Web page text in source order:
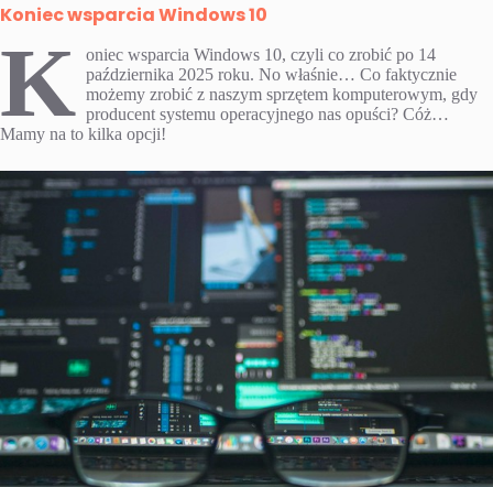
Koniec wsparcia Windows 10
K oniec wsparcia Windows 10, czyli co zrobić po 14
października 2025 roku. No właśnie… Co faktycznie
możemy zrobić z naszym sprzętem komputerowym, gdy
producent systemu operacyjnego nas opuści? Cóż…
Mamy na to kilka opcji!